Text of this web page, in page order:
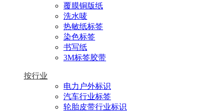
覆膜铜版纸
洗水唛
热敏纸标签
染色标签
书写纸
3M标签胶带
按行业
电力户外标识
汽车行业标签
轮胎皮带行业标识